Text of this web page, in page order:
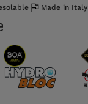
Made in Italy